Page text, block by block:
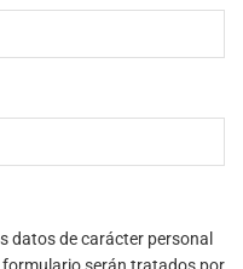
datos de carácter personal
serán tratados por